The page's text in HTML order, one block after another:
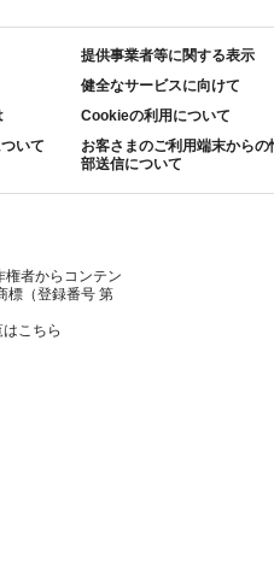
提供事業者等に関する表示
健全なサービスに向けて
Cookieの利用について
いて
お客さまのご利用端末からの
部送信について
権者からコンテン
標（登録番号 第
こちら